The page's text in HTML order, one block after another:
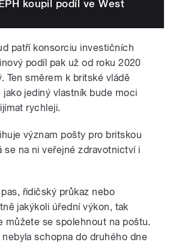
koupil podíl ve West
patří konsorciu investičních
podíl pak už od roku 2020
Ten směrem k britské vládě
jediný vlastník bude moci
rychleji.
význam pošty pro britskou
se na ni veřejné zdravotnictví i
řidičský průkaz nebo
jakýkoli úřední výkon, tak
můžete se spolehnout na poštu.
schopna do druhého dne